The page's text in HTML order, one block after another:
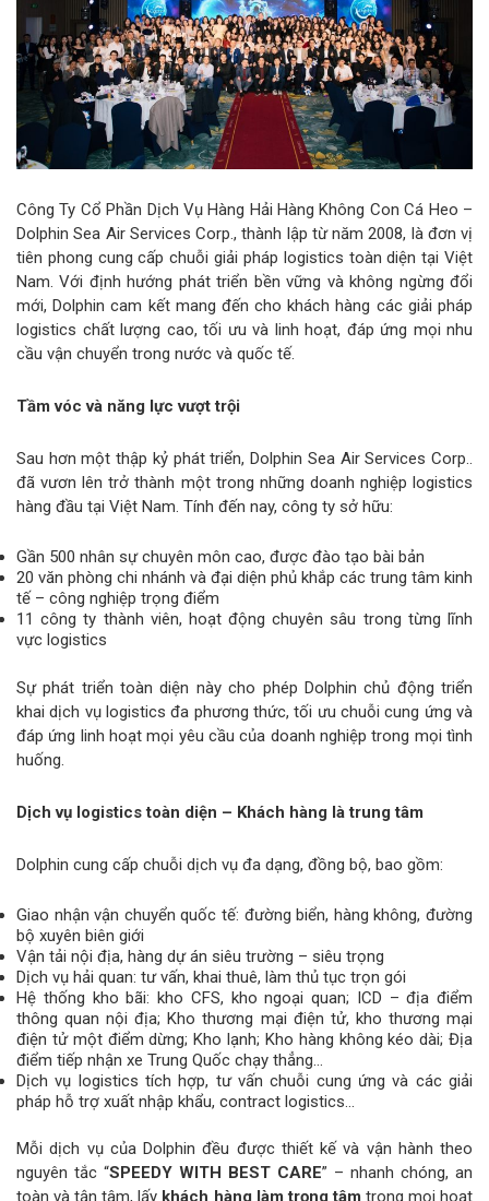
Công Ty Cổ Phần Dịch Vụ Hàng Hải Hàng Không Con Cá Heo –
Dolphin Sea Air Services Corp., thành lập từ năm 2008, là đơn vị
tiên phong cung cấp chuỗi giải pháp logistics toàn diện tại Việt
Nam. Với định hướng phát triển bền vững và không ngừng đổi
mới, Dolphin cam kết mang đến cho khách hàng các giải pháp
logistics chất lượng cao, tối ưu và linh hoạt, đáp ứng mọi nhu
cầu vận chuyển trong nước và quốc tế.
Tầm vóc và năng lực vượt trội
Sau hơn một thập kỷ phát triển, Dolphin Sea Air Services Corp..
đã vươn lên trở thành một trong những doanh nghiệp logistics
hàng đầu tại Việt Nam. Tính đến nay, công ty sở hữu:
Gần 500 nhân sự chuyên môn cao, được đào tạo bài bản
20 văn phòng chi nhánh và đại diện phủ khắp các trung tâm kinh
tế – công nghiệp trọng điểm
11 công ty thành viên, hoạt động chuyên sâu trong từng lĩnh
vực logistics
Sự phát triển toàn diện này cho phép Dolphin chủ động triển
khai dịch vụ logistics đa phương thức, tối ưu chuỗi cung ứng và
đáp ứng linh hoạt mọi yêu cầu của doanh nghiệp trong mọi tình
huống.
Dịch vụ logistics toàn diện – Khách hàng là trung tâm
Dolphin cung cấp chuỗi dịch vụ đa dạng, đồng bộ, bao gồm:
Giao nhận vận chuyển quốc tế: đường biển, hàng không, đường
bộ xuyên biên giới
Vận tải nội địa, hàng dự án siêu trường – siêu trọng
Dịch vụ hải quan: tư vấn, khai thuê, làm thủ tục trọn gói
Hệ thống kho bãi: kho CFS, kho ngoại quan; ICD – địa điểm
thông quan nội địa; Kho thương mại điện tử, kho thương mại
điện tử một điểm dừng; Kho lạnh; Kho hàng không kéo dài; Địa
điểm tiếp nhận xe Trung Quốc chạy thẳng…
Dịch vụ logistics tích hợp, tư vấn chuỗi cung ứng và các giải
pháp hỗ trợ xuất nhập khẩu, contract logistics…
Mỗi dịch vụ của Dolphin đều được thiết kế và vận hành theo
nguyên tắc “SPEEDY WITH BEST CARE” – nhanh chóng, an
toàn và tận tâm, lấy khách hàng làm trọng tâm trong mọi hoạt